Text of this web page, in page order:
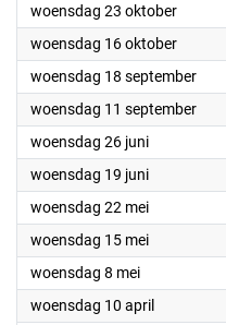
woensdag 23 oktober2024
woensdag 16 oktober2024
woensdag 18 september2024
woensdag 11 september2024
woensdag 26 juni2024
woensdag 19 juni2024
woensdag 22 mei2024
woensdag 15 mei2024
woensdag 8 mei2024
woensdag 10 april2024